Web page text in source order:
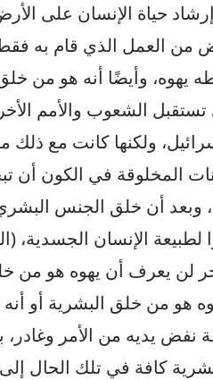
حياة الإنسان على
من العمل الذي قام به
يهوه، وأيضًا أنه هو من
الشعوب والأمم
ولكنها كانت مع
المخلوقة في الكون أن
وبعد أن خلق الجنس
لطبيعة الإنسان الجسدية،
لن يعرف أن يهوه هو من
هو من خلق البشرية أو
نفض يديه من الأمر وغادر،
كافة في تلك الحال